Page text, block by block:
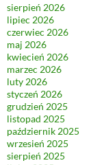
sierpień 2026
lipiec 2026
czerwiec 2026
maj 2026
kwiecień 2026
marzec 2026
luty 2026
styczeń 2026
grudzień 2025
listopad 2025
październik 2025
wrzesień 2025
sierpień 2025